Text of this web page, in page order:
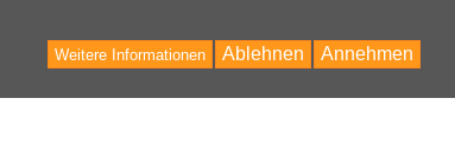
Annehmen
Ablehnen
Weitere Informationen